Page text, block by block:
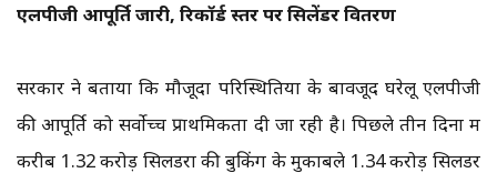
एलपीजी आपूर्ति जारी, रिकॉर्ड स्तर पर सिलेंडर वितरण
सरकार ने बताया कि मौजूदा परिस्थितियों के बावजूद घरेलू एलपीजी
की आपूर्ति को सर्वोच्च प्राथमिकता दी जा रही है। पिछले तीन दिनों में
करीब 1.32 करोड़ सिलेंडरों की बुकिंग के मुकाबले 1.34 करोड़ सिलेंडर